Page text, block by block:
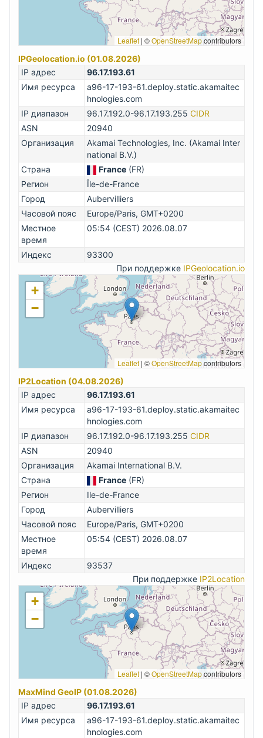
Leaflet | ©OpenStreetMapcontributors
IPGeolocation.io (01.08.2026)
IP адрес
96.17.193.61
Имя ресурса
a96-17-193-61.deploy.static.akamaitec
hnologies.com
IP диапазон
96.17.192.0-96.17.193.255 CIDR
ASN
20940
Организация
Akamai Technologies, Inc. (Akamai Inter
national B.V.)
Страна
France (FR)
Регион
Île-de-France
Город
Aubervilliers
Часовой пояс
Europe/Paris, GMT+0200
Местное
время
05:54 (CEST) 2026.08.07
Индекс
93300
При поддержке IPGeolocation.io
+
−
Leaflet | ©OpenStreetMapcontributors
IP2Location (04.08.2026)
IP адрес
96.17.193.61
Имя ресурса
a96-17-193-61.deploy.static.akamaitec
hnologies.com
IP диапазон
96.17.192.0-96.17.193.255 CIDR
ASN
20940
Организация
Akamai International B.V.
Страна
France (FR)
Регион
Ile-de-France
Город
Aubervilliers
Часовой пояс
Europe/Paris, GMT+0200
Местное
время
05:54 (CEST) 2026.08.07
Индекс
93537
При поддержке IP2Location
+
−
Leaflet | ©OpenStreetMapcontributors
MaxMind GeoIP (01.08.2026)
IP адрес
96.17.193.61
Имя ресурса
a96-17-193-61.deploy.static.akamaitec
hnologies.com